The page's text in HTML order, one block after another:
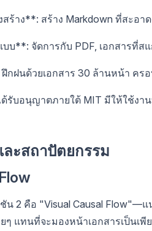
ร้าง**: สร้าง Markdown ที่สะอ
บ**: จัดการกับ PDF, เอกสารที่
ฝนด้วยเอกสาร 30 ล้านหน้า คร
รับอนุญาตภายใต้ MIT มีให้ใช้งา
ะสถาปัตยกรรม
น 2 คือ "Visual Causal Flow"—
ๆ แทนที่จะมองหน้าเอกสารเป็นเ